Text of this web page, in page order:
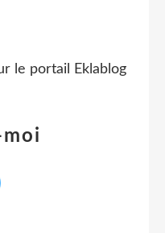
le portail Eklablog